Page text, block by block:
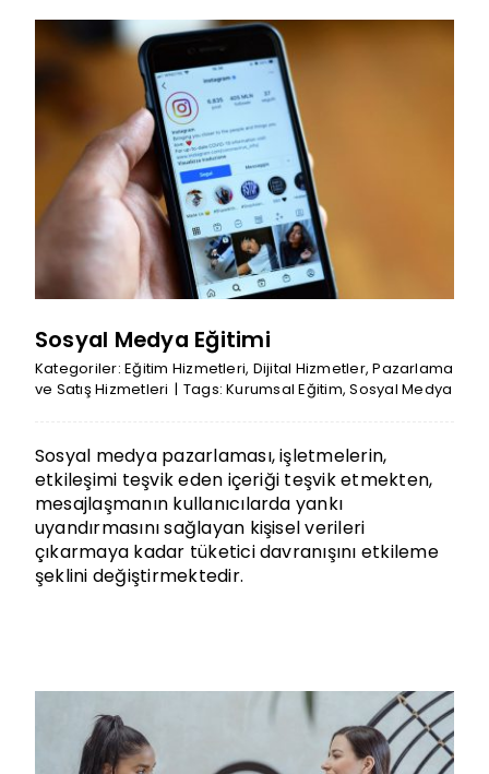
Sosyal Medya Eğitimi
Kategoriler:Eğitim Hizmetleri, Dijital Hizmetler,Pazarlama
ve Satış Hizmetleri | Tags:Kurumsal Eğitim,Sosyal Medya
Sosyal medya pazarlaması, işletmelerin,
etkileşimi teşvik eden içeriği teşvik etmekten,
mesajlaşmanın kullanıcılarda yankı
uyandırmasını sağlayan kişisel verileri
çıkarmaya kadar tüketici davranışını etkileme
şeklini değiştirmektedir.